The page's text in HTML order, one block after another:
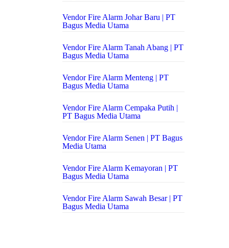
Vendor Fire Alarm Johar Baru | PT
Bagus Media Utama
Vendor Fire Alarm Tanah Abang | PT
Bagus Media Utama
Vendor Fire Alarm Menteng | PT
Bagus Media Utama
Vendor Fire Alarm Cempaka Putih |
PT Bagus Media Utama
Vendor Fire Alarm Senen | PT Bagus
Media Utama
Vendor Fire Alarm Kemayoran | PT
Bagus Media Utama
Vendor Fire Alarm Sawah Besar | PT
Bagus Media Utama